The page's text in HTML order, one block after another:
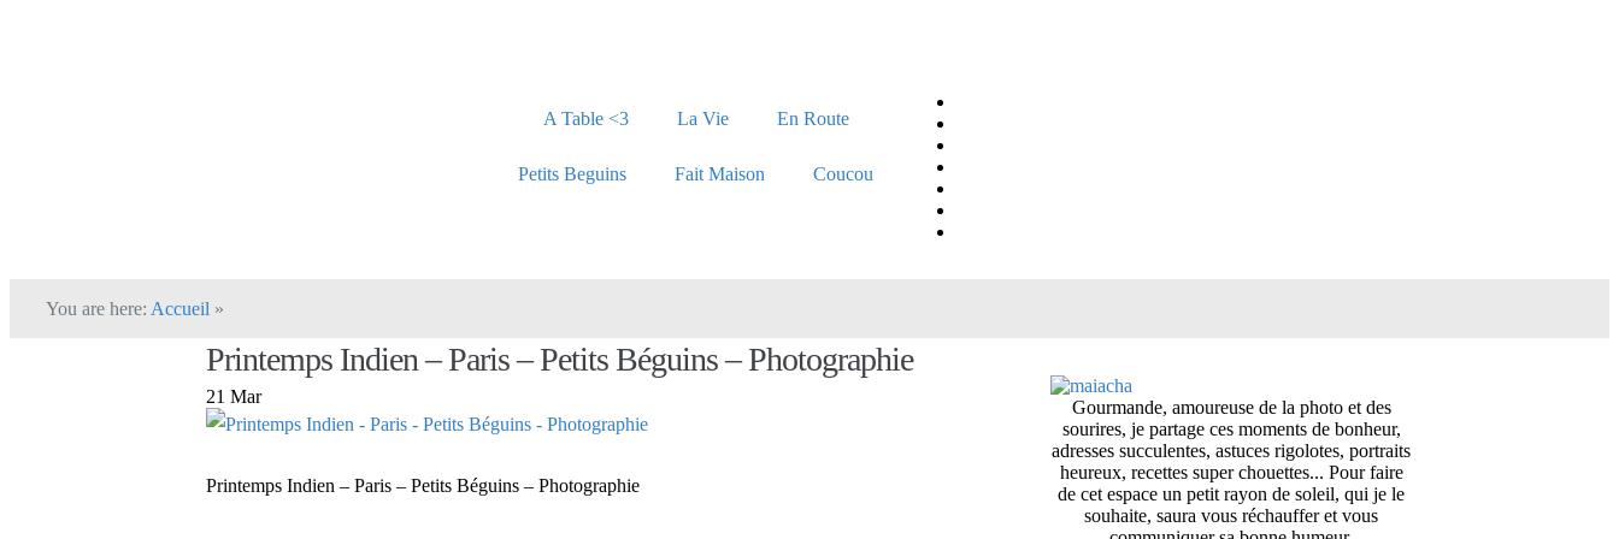
A Table <3 La Vie En Route
Petits Beguins Fait Maison Coucou
You are here: Accueil »
Printemps Indien – Paris – Petits Béguins – Photographie
21 Mar
Printemps Indien – Paris – Petits Béguins – Photographie
Gourmande, amoureuse de la photo et des
sourires, je partage ces moments de bonheur,
adresses succulentes, astuces rigolotes, portraits
heureux, recettes super chouettes... Pour faire
de cet espace un petit rayon de soleil, qui je le
souhaite, saura vous réchauffer et vous